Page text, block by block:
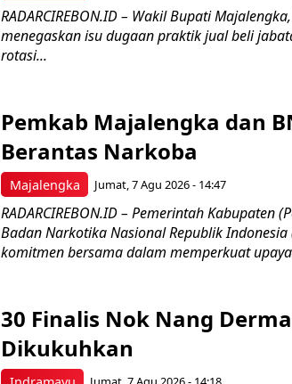
RADARCIREBON.ID – Wakil Bupati
menegaskan isu dugaan praktik jual beli
rotasi...
Majalengka
Pemkab Majalengka dan
Berantas Narkoba
Jumat, 7 Agu 2026 - 14:47
RADARCIREBON.ID – Pemerintah Kabupaten
Badan Narkotika Nasional Republik Indonesia
komitmen bersama dalam memperkuat
30 Finalis Nok Nang
Dikukuhkan